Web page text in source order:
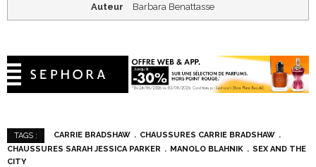
Auteur Barbara Benattasse
TAGS : CARRIE BRADSHAW
CHAUSSURES CARRIE BRADSHAW
CHAUSSURES SARAH JESSICA PARKER
MANOLO BLAHNIK
SEX AND THE
CITY